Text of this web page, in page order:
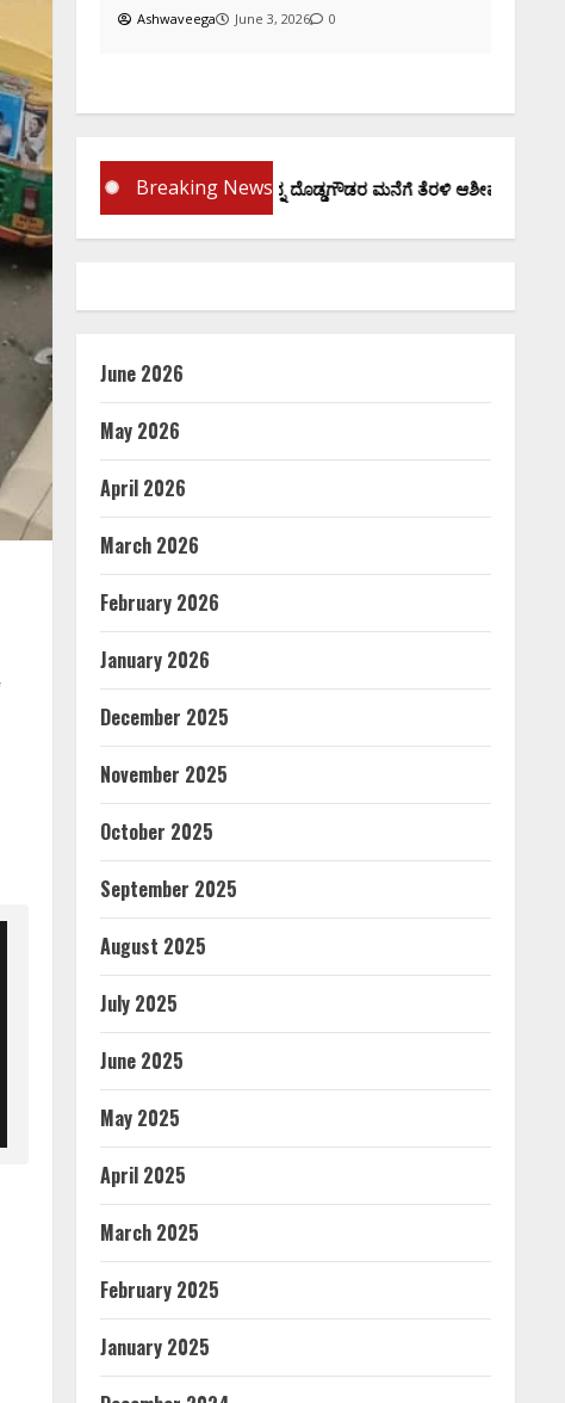
Breaking News
ಪ್ರಮಾಣ ವಚನಕ್ಕೂ ಮುನ್ನ ದೊಡ್ಡಗೌಡರ ಮನೆಗೆ ತೆರಳಿ ಆಶೀರ್ವಾದ ಪಡೆದ ಡಿಕೆಶಿ..!
June 2026
May 2026
April 2026
March 2026
February 2026
January 2026
December 2025
November 2025
October 2025
September 2025
August 2025
July 2025
June 2025
May 2025
April 2025
March 2025
February 2025
January 2025